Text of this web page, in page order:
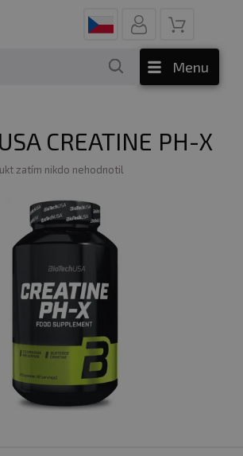
Menu
CREATINE PH-X
zatím nikdo nehodnotil